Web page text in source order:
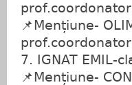
📌Mențiune-
7. IGNAT EMIL-
📌Mențiune-